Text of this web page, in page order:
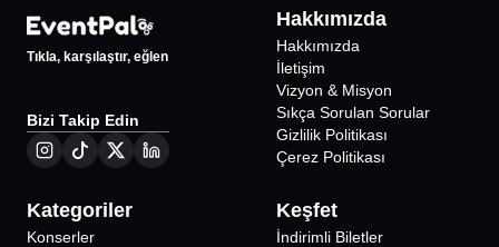
Tıkla, karşılaştır, eğlen
Bizi Takip Edin
Hakkımızda
Hakkımızda
İletişim
Vizyon & Misyon
Sıkça Sorulan Sorular
Gizlilik Politikası
Çerez Politikası
Kategoriler
Konserler
Keşfet
İndirimli Biletler